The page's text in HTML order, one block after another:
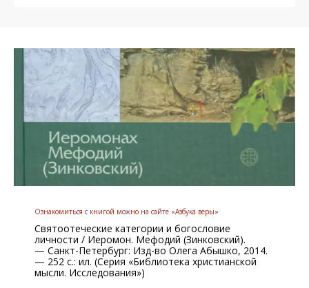
Ознакомиться с книгой можно на сайте «Азбука веры»
Святоотеческие категории и богословие
личности / Иеромон. Мефодий (Зинковский).
— Санкт-Петербург: Изд-во Олега Абышко, 2014.
— 252 с.: ил. (Серия «Библиотека христианской
мысли. Исследования»)